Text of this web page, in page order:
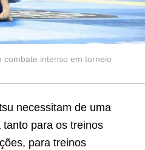
combate intenso em torneio
necessitam de uma
para os treinos
para treinos